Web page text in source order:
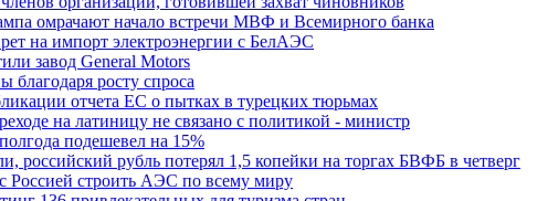
омрачают начало встречи МВФ и Всемирного банка
на импорт электроэнергии c БелАЭС
завод General Motors
благодаря росту спроса
отчета ЕС о пытках в турецких тюрьмах
на латиницу не связано с политикой - министр
подешевел на 15%
российский рубль потерял 1,5 копейки на торгах БВФБ в четверг
Россией строить АЭС по всему миру